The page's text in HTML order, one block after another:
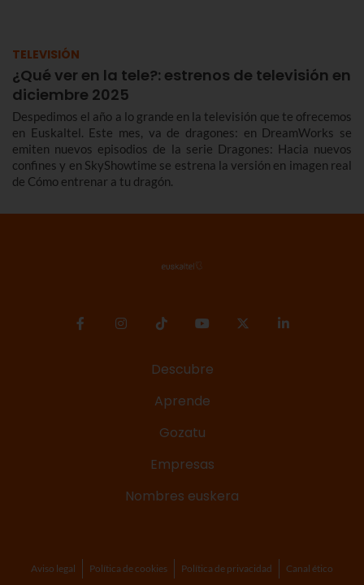
TELEVISIÓN
¿Qué ver en la tele?: estrenos de televisión en
diciembre 2025
Despedimos el año a lo grande en la televisión que te ofrecemos
en Euskaltel. Este mes, va de dragones: en DreamWorks se
emiten nuevos episodios de la serie Dragones: Hacia nuevos
confines y en SkyShowtime se estrena la versión en imagen real
de Cómo entrenar a tu dragón.
Descubre
Aprende
Gozatu
Empresas
Nombres euskera
Aviso legal Política de cookies Política de privacidad Canal ético